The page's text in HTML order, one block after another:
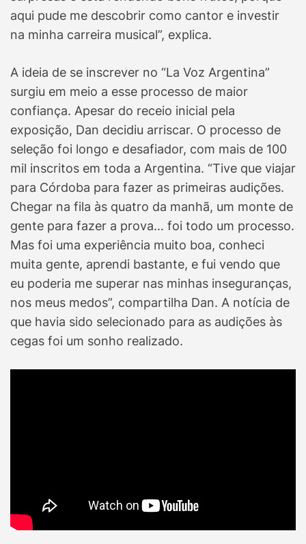
aqui pude me descobrir como cantor e investir
na minha carreira musical”, explica.
A ideia de se inscrever no “La Voz Argentina”
surgiu em meio a esse processo de maior
confiança. Apesar do receio inicial pela
exposição, Dan decidiu arriscar. O processo de
seleção foi longo e desafiador, com mais de 100
mil inscritos em toda a Argentina. “Tive que viajar
para Córdoba para fazer as primeiras audições.
Chegar na fila às quatro da manhã, um monte de
gente para fazer a prova… foi todo um processo.
Mas foi uma experiência muito boa, conheci
muita gente, aprendi bastante, e fui vendo que
eu poderia me superar nas minhas inseguranças,
nos meus medos”, compartilha Dan. A notícia de
que havia sido selecionado para as audições às
cegas foi um sonho realizado.